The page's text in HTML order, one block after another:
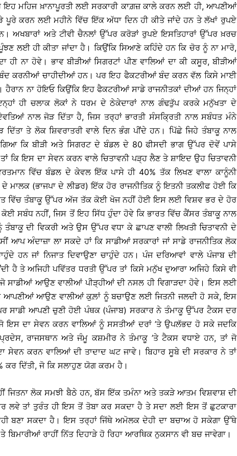
ਇਹ ਮਹਿਜ ਖ਼ਾਨਾਪੂਰਤੀ ਲਈ ਸਰਕਾਰੀ ਕਾਗ਼ਜ਼ ਕਾਲੇ ਕਰਨ ਲਈ ਹੀ, ਆਪਣੀਆਂ
ਕਰਨ ਲਈ ਮਹੀਨੇ ਵਿੱਚ ਇੱਕ ਅੱਧਾ ਦਿਨ ਹੀ ਕੀਤੇ ਜਾਂਦੇ ਹਨ ਤੇ ਲੱਖਾਂ ਰੁਪਏ
ਅਖਬਾਰਾਂ ਅਤੇ ਟੀਵੀ ਚੈਨਲਾਂ ਉੱਪਰ ਕਰੋੜਾਂ ਰੁਪਏ ਇਸਤਿਹਾਰਾਂ ਉੱਪਰ ਖ਼ਰਚ
ਲਈ ਹੀ ਕੀਤਾ ਜਾਂਦਾ ਹੈ। ਕਿਉਂਕਿ ਸਿਆਣੇ ਕਹਿੰਦੇ ਹਨ ਕਿ ਚੋਰ ਨੂੰ ਨਾ ਮਾਰੋ,
ਹੀ ਨਾ ਹੋਵੇ। ਭਾਵ ਬੀੜੀਆਂ ਸਿਗਰਟਾਂ ਪੀਣ ਵਾਲਿਆਂ ਦਾ ਕੀ ਕਸੂਰ, ਬੀੜੀਆਂ
ਕਰਨੀਆਂ ਚਾਹੀਦੀਆਂ ਹਨ। ਪਰ ਇਹ ਫੈਕਟਰੀਆਂ ਬੰਦ ਕਰਨ ਵੱਲ ਕਿਸੇ ਮਾਈ
ਹੈਰਾਨ ਨਾ ਹੋਇਓ ਕਿਉਂਕਿ ਇਹ ਫੈਕਟਰੀਆਂ ਸਾਡੇ ਰਾਜਨੀਤਕਾਂ ਦੀਆਂ ਹਨ ਜਿਨ੍ਹਾਂ
ਹੀ ਚਲਾਕ ਲੋਕਾਂ ਨੇ ਧਰਮ ਦੇ ਠੇਕੇਦਾਰਾਂ ਨਾਲ ਗੰਢਤੁੱਪ ਕਰਕੇ ਮਨੁੱਖਤਾ ਦੇ
ਨਾਲ ਜੋੜ ਦਿੱਤਾ ਹੈ, ਜਿਸ ਤਰ੍ਹਾਂ ਭਾਰਤੀ ਸੰਸਕਿ੍ਰਤੀ ਨਾਲ ਸਬੰਧਤ ਮੰਨੇ
ਦਿੱਤਾ ਤੇ ਲੋਕ ਸ਼ਿਵਰਾਤਰੀ ਵਾਲੇ ਦਿਨ ਭੰਗ ਪੀਂਦੇ ਹਨ। ਪਿੱਛੇ ਜਿਹੇ ਤੰਬਾਕੂ ਨਾਲ
ਕਿ ਬੀੜੀ ਅਤੇ ਸਿਗਰਟ ਦੇ ਬੰਡਲ ਦੇ 80 ਫੀਸਦੀ ਭਾਗ ਉੱਪਰ ਦੋਵੇਂ ਪਾਸੇ
ਤਾਂ ਕਿ ਇਸ ਦਾ ਸੇਵਨ ਕਰਨ ਵਾਲੇ ਚਿਤਾਵਨੀ ਪੜ੍ਹ ਲੈਣ ਤੇ ਸ਼ਾਇਦ ਉਹ ਚਿਤਾਵਨੀ
ਵਿੱਚ ਬੰਡਲ ਦੇ ਕੇਵਲ ਇੱਕ ਪਾਸੇ ਹੀ 40% ਤੱਕ ਲਿਖਣ ਵਾਲਾ ਕਾਨੂੰਨੀ
(ਭਾਜਪਾ ਦੇ ਲੀਡਰ) ਇੱਕ ਹੋਰ ਰਾਜਨੀਤਿਕ ਨੂੰ ਇਤਨੀ ਤਕਲੀਫ ਹੋਈ ਕਿ
ਵਿੱਚ ਤੰਬਾਕੂ ਉੱਪਰ ਅੱਜ ਤੱਕ ਕੋਈ ਖੋਜ ਨਹੀਂ ਹੋਈ ਇਸ ਲਈ ਵਿਸ਼ਵ ਭਰ ਦੇ ਹੋਰ
ਸਬੰਧ ਨਹੀਂ, ਜਿਸ ਤੋਂ ਇਹ ਸਿੱਧ ਹੁੰਦਾ ਹੋਵੇ ਕਿ ਭਾਰਤ ਵਿੱਚ ਕੈਂਸਰ ਤੰਬਾਕੂ ਨਾਲ
ਦੀ ਵਿਕਰੀ ਅਤੇ ਉਸ ਉੱਪਰ ਵਧਾ ਕੇ ਛਾਪਣ ਵਾਲੀ ਲਿਖਤੀ ਚਿਤਾਵਨੀ ਦੇ
ਆਪ ਅੰਦਾਜ਼ਾ ਲਾ ਸਕਦੇ ਹਾਂ ਕਿ ਸਾਡੀਆਂ ਸਰਕਾਰਾਂ ਜਾਂ ਸਾਡੇ ਰਾਜਨੀਤਿਕ ਲੋਕ
ਹਨ ਜਾਂ ਨਿਜਾਤ ਦਿਵਾਉਣਾ ਚਾਹੁੰਦੇ ਹਨ। ਪੰਜ ਦਰਿਆਵਾਂ ਵਾਲੇ ਪੰਜਾਬ ਦੀ
ਹੈ ਤੇ ਅਜਿਹੀ ਪਵਿੱਤਰ ਧਰਤੀ ਉੱਪਰ ਤਾਂ ਕਿਸੇ ਮਨੁੱਖ ਦੁਆਰਾ ਅਜਿਹੇ ਕਿਸੇ ਵੀ
ਜੋ ਸਾਡੀਆਂ ਆਉਣ ਵਾਲੀਆਂ ਪੀੜ੍ਹੀਆਂ ਦੀ ਨਸਲ ਹੀ ਵਿਗਾੜਦਾ ਹੋਵੇ। ਇਸ ਲਈ
ਆਉਣ ਵਾਲੀਆਂ ਕੁਲ਼ਾਂ ਨੂੰ ਬਚਾਉਣ ਲਈ ਜਿਤਨੀ ਜਲਦੀ ਹੋ ਸਕੇ, ਇਸ
ਪਰ ਸਾਡੀ ਆਪਣੀ ਚੁਣੀ ਹੋਈ ਪੰਥਕ (ਪੰਜਾਬ) ਸਰਕਾਰ ਨੇ ਤੰਮਾਕੂ ਉੱਪਰ ਟੈਕਸ ਦਰ
ਜੋ ਇਸ ਦਾ ਸੇਵਨ ਕਰਨ ਵਾਲਿਆਂ ਨੂੰ ਸਸਤੀਆਂ ਦਰਾਂ ’ਤੇ ਉਪਲੱਭਦ ਹੋ ਸਕੇ ਜਦਕਿ
ਰਾਜਸਥਾਨ ਅਤੇ ਜੰਮੂ ਕਸ਼ਮੀਰ ਨੇ ਤੰਮਾਕੂ ’ਤੇ ਟੈਕਸ ਵਧਾਏ ਹਨ, ਤਾਂ ਜੋ
ਸੇਵਨ ਕਰਨ ਵਾਲਿਆਂ ਦੀ ਤਾਦਾਦ ਘਟ ਜਾਵੇ। ਬਿਹਾਰ ਸੂਬੇ ਦੀ ਸਰਕਾਰ ਨੇ ਤਾਂ
ਦਿੱਤੀ, ਜੋ ਕਿ ਸਲਾਹੁਣ ਯੋਗ ਕਰਮ ਹੈ।
ਜਿਤਨਾ ਲੋਕ ਸਮਝੀ ਬੈਠੇ ਹਨ, ਬੱਸ ਇੱਕ ਤਮੰਨਾ ਅਤੇ ਤਕੜੇ ਆਤਮ ਵਿਸ਼ਵਾਸ਼ ਦੀ
ਲਵੇ ਤਾਂ ਤੁਰੰਤ ਹੀ ਇਸ ਤੋਂ ਤੋਬਾ ਕਰ ਸਕਦਾ ਹੈ ਤੇ ਸਦਾ ਲਈ ਇਸ ਤੋਂ ਛੁਟਕਾਰਾ
ਬਣਾ ਸਕਦਾ ਹੈ। ਇਸ ਤਰ੍ਹਾਂ ਜਿੱਥੇ ਅਮੋਲਕ ਦੇਹੀ ਦਾ ਬਚਾਅ ਹੋ ਸਕੇਗਾ ਉੱਥੇ
ਰਾਹੀਂ ਨਿੱਤ ਦਿਹਾੜੇ ਹੋ ਰਿਹਾ ਆਰਥਿਕ ਨੁਕਸਾਨ ਵੀ ਬਚ ਜਾਵੇਗਾ।